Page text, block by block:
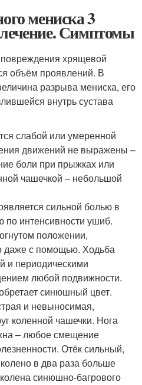
мениска 3
Симптомы
хрящевой
объём проявлений. В
разрыва мениска, его
внутрь сустава
слабой или умеренной
движений не выражены –
боли при прыжках или
чашечкой – небольшой
сильной болью в
интенсивности ушиб.
положении,
даже с помощью. Ходьба
и периодическими
любой подвижности.
синюшный цвет.
и невыносимая,
коленной чашечки. Нога
– любое смещение
Отёк сильный,
в два раза больше
синюшно-багрового